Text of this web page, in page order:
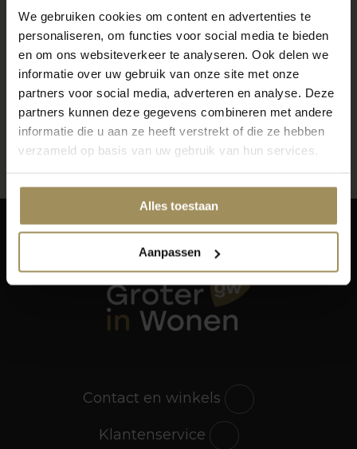
We gebruiken cookies om content en advertenties te
personaliseren, om functies voor social media te bieden
en om ons websiteverkeer te analyseren. Ook delen we
informatie over uw gebruik van onze site met onze
partners voor social media, adverteren en analyse. Deze
partners kunnen deze gegevens combineren met andere
informatie die u aan ze heeft verstrekt of die ze hebben
verzameld op basis van uw gebruik van hun services.
Alles toestaan
Aanpassen
Gratis parkeren voor de deur
600m2 raamdecoratie, vloeren en meer
Gratis parkeren voor de deur
Contact en winkels
Klantenservice